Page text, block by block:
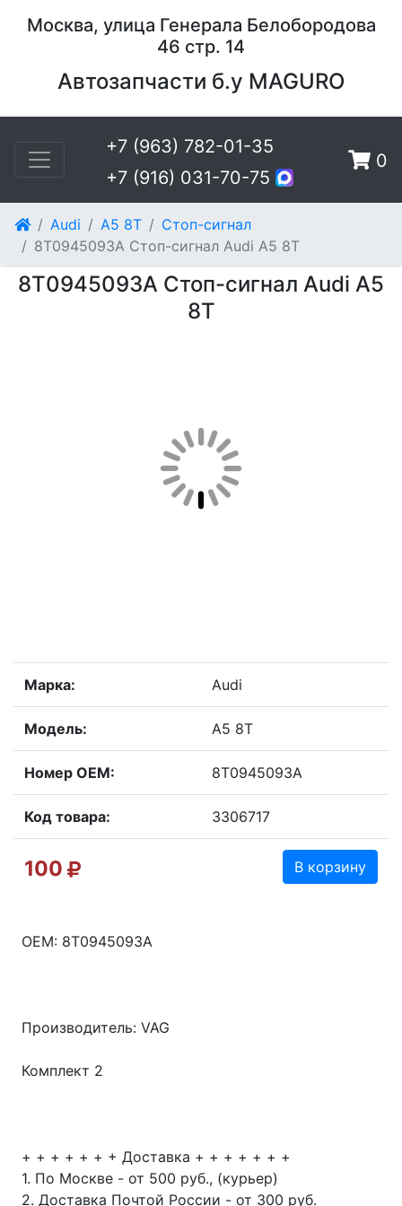
Москва, улица Генерала Белобородова
46 стр. 14
Автозапчасти б.у MAGURO
+7 (963) 782-01-35
+7 (916) 031-70-75
0
Audi A5 8T
Стоп-сигнал
8T0945093A Стоп-сигнал Audi A5 8T
8T0945093A Стоп-сигнал Audi A5
8T
Марка: Audi
Модель: A5 8T
Номер OEM: 8T0945093A
Код товара: 3306717
100 В корзину
OEM: 8T0945093A
Производитель: VAG
Комплект 2
+ + + + + + + Доставка + + + + + + +
1. По Москве - от 500 руб., (курьер)
2. Доставка Почтой России - от 300 руб.